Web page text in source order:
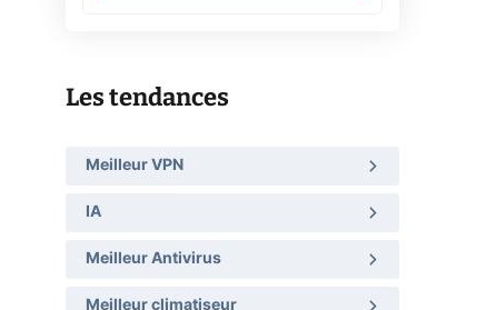
Les tendances
Meilleur VPN
IA
Meilleur Antivirus
Meilleur climatiseur